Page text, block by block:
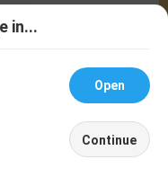
in...
Open
Continue
Astrologer
Account